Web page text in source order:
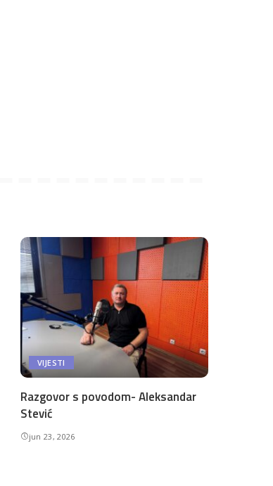
VIJESTI
Razgovor s povodom- Aleksandar
Stević
jun 23, 2026